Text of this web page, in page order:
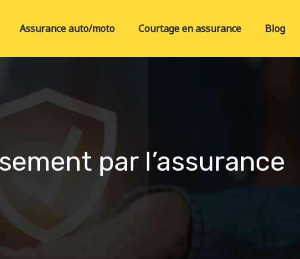
Assurance auto/moto Courtage en assurance Blog
par l’assurance